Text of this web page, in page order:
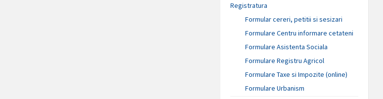
Registratura
Formular cereri, petitii si sesizari
Formulare Centru informare cetateni
Formulare Asistenta Sociala
Formulare Registru Agricol
Formulare Taxe si Impozite (online)
Formulare Urbanism